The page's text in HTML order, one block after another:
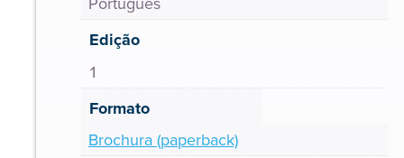
Edição
1
Formato
Brochura (paperback)